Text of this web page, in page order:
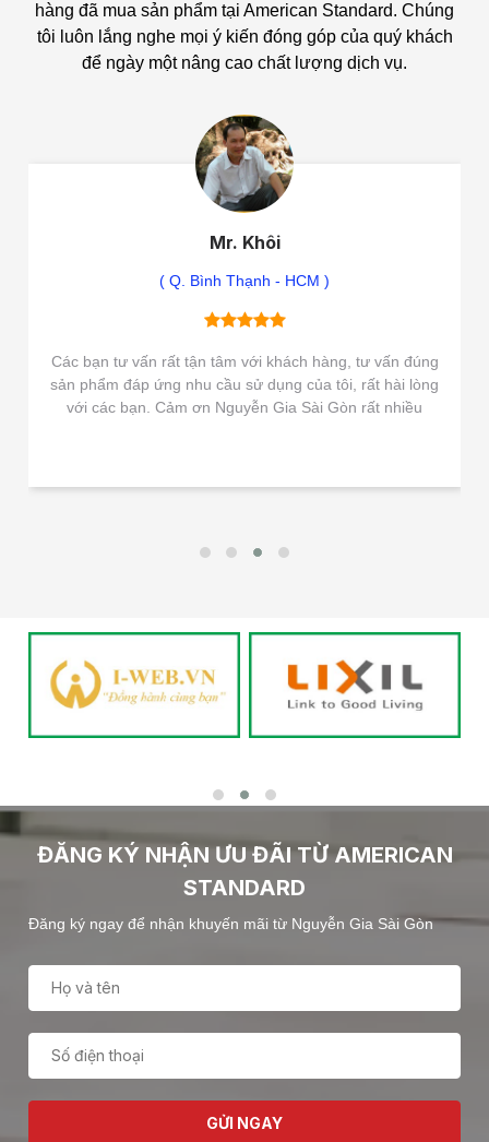
hàng đã mua sản phẩm tại American Standard. Chúng
tôi luôn lắng nghe mọi ý kiến đóng góp của quý khách
để ngày một nâng cao chất lượng dịch vụ.
Mr. Khôi
( Q. Bình Thạnh - HCM )
Các bạn tư vấn rất tận tâm với khách hàng, tư vấn đúng
sản phẩm đáp ứng nhu cầu sử dụng của tôi, rất hài lòng
với các bạn. Cảm ơn Nguyễn Gia Sài Gòn rất nhiều
ĐĂNG KÝ NHẬN ƯU ĐÃI TỪ AMERICAN
STANDARD
Đăng ký ngay để nhận khuyến mãi từ Nguyễn Gia Sài Gòn
GỬI NGAY